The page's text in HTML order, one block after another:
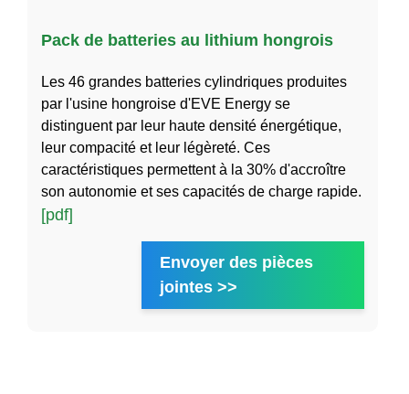
Pack de batteries au lithium hongrois
Les 46 grandes batteries cylindriques produites
par l'usine hongroise d'EVE Energy se
distinguent par leur haute densité énergétique,
leur compacité et leur légèreté. Ces
caractéristiques permettent à la 30% d'accroître
son autonomie et ses capacités de charge rapide.
[pdf]
Envoyer des pièces
jointes >>